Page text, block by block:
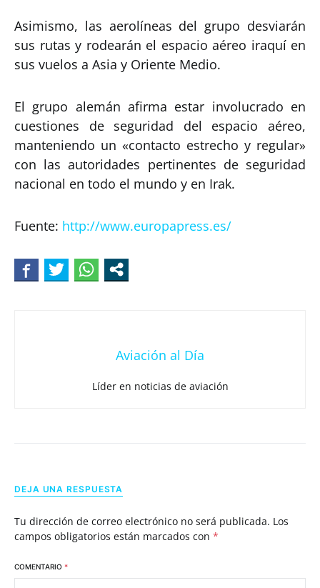
Asimismo, las aerolíneas del grupo desviarán
sus rutas y rodearán el espacio aéreo iraquí en
sus vuelos a Asia y Oriente Medio.
El grupo alemán afirma estar involucrado en
cuestiones de seguridad del espacio aéreo,
manteniendo un «contacto estrecho y regular»
con las autoridades pertinentes de seguridad
nacional en todo el mundo y en Irak.
Fuente: http://www.europapress.es/
Aviación al Día
Líder en noticias de aviación
DEJA UNA RESPUESTA
Tu dirección de correo electrónico no será publicada. Los
campos obligatorios están marcados con *
COMENTARIO *